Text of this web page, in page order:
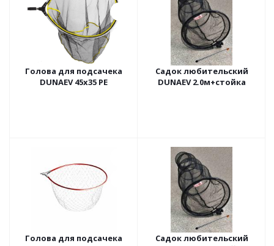
Голова для подсачека
DUNAEV 45x35 PE
Садок любительский
DUNAEV 2.0м+стойка
Голова для подсачека
Садок любительский